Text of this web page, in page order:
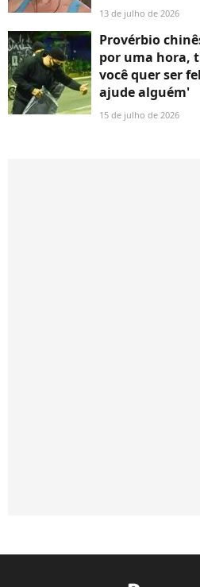
13 de julho de 2026
Provérbio
por uma hora,
você quer ser
ajude alguém'
15 de julho de 2026